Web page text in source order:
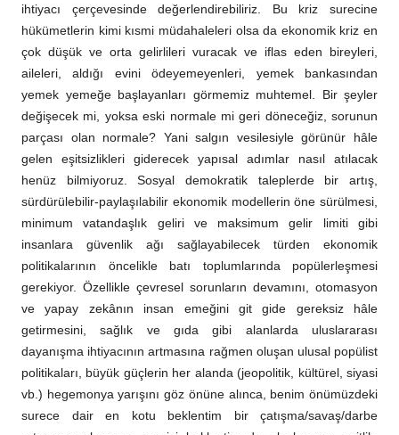
ihtiyacı çerçevesinde değerlendirebiliriz. Bu kriz surecine
hükümetlerin kimi kısmi müdahaleleri olsa da ekonomik kriz en
çok düşük ve orta gelirlileri vuracak ve iflas eden bireyleri,
aileleri, aldığı evini ödeyemeyenleri, yemek bankasından
yemek yemeğe başlayanları görmemiz muhtemel. Bir şeyler
değişecek mi, yoksa eski normale mi geri döneceğiz, sorunun
parçası olan normale? Yani salgın vesilesiyle görünür hâle
gelen eşitsizlikleri giderecek yapısal adımlar nasıl atılacak
henüz bilmiyoruz. Sosyal demokratik taleplerde bir artış,
sürdürülebilir-paylaşılabilir ekonomik modellerin öne sürülmesi,
minimum vatandaşlık geliri ve maksimum gelir limiti gibi
insanlara güvenlik ağı sağlayabilecek türden ekonomik
politikalarının öncelikle batı toplumlarında popülerleşmesi
gerekiyor. Özellikle çevresel sorunların devamını, otomasyon
ve yapay zekânın insan emeğini git gide gereksiz hâle
getirmesini, sağlık ve gıda gibi alanlarda uluslararası
dayanışma ihtiyacının artmasına rağmen oluşan ulusal popülist
politikaları, büyük güçlerin her alanda (jeopolitik, kültürel, siyasi
vb.) hegemonya yarışını göz önüne alınca, benim önümüzdeki
surece dair en kotu beklentim bir çatışma/savaş/darbe